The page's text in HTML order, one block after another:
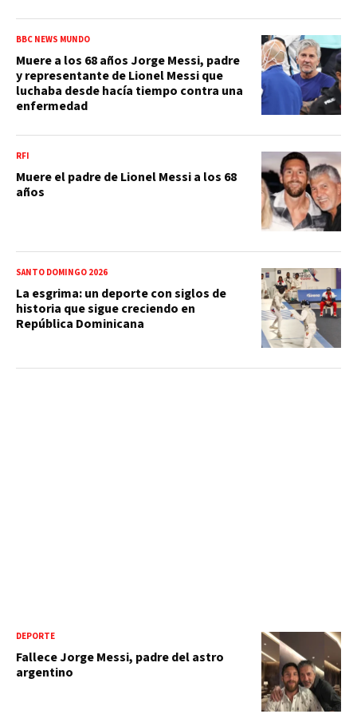
BBC NEWS MUNDO
Muere a los 68 años Jorge Messi, padre
y representante de Lionel Messi que
luchaba desde hacía tiempo contra una
enfermedad
RFI
Muere el padre de Lionel Messi a los 68
años
SANTO DOMINGO 2026
La esgrima: un deporte con siglos de
historia que sigue creciendo en
República Dominicana
DEPORTE
Fallece Jorge Messi, padre del astro
argentino